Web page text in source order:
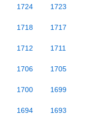
1724 1723
1718 1717
1712 1711
1706 1705
1700 1699
1694 1693